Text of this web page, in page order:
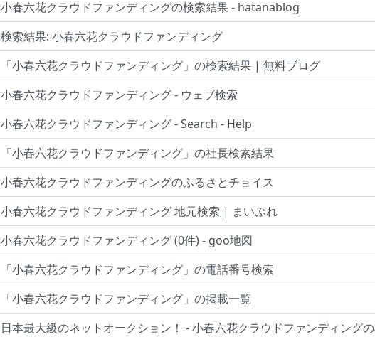
小春六花クラウドファンディングの検索結果 - hatanablog
検索結果: 小春六花クラウドファンディング
「小春六花クラウドファンディング」の検索結果 | 無料ブログ
小春六花クラウドファンディング - ウェブ検索
小春六花クラウドファンディング - Search - Help
「小春六花クラウドファンディング」の社長検索結果
小春六花クラウドファンディングのふるさとチョイス
小春六花クラウドファンディング 地元検索 | まいぷれ
小春六花クラウドファンディング (0件) - goo地図
「小春六花クラウドファンディング」の電話番号検索
「小春六花クラウドファンディング」の掲載一覧
日本最大級のネットオークション！ - 小春六花クラウドファンディング